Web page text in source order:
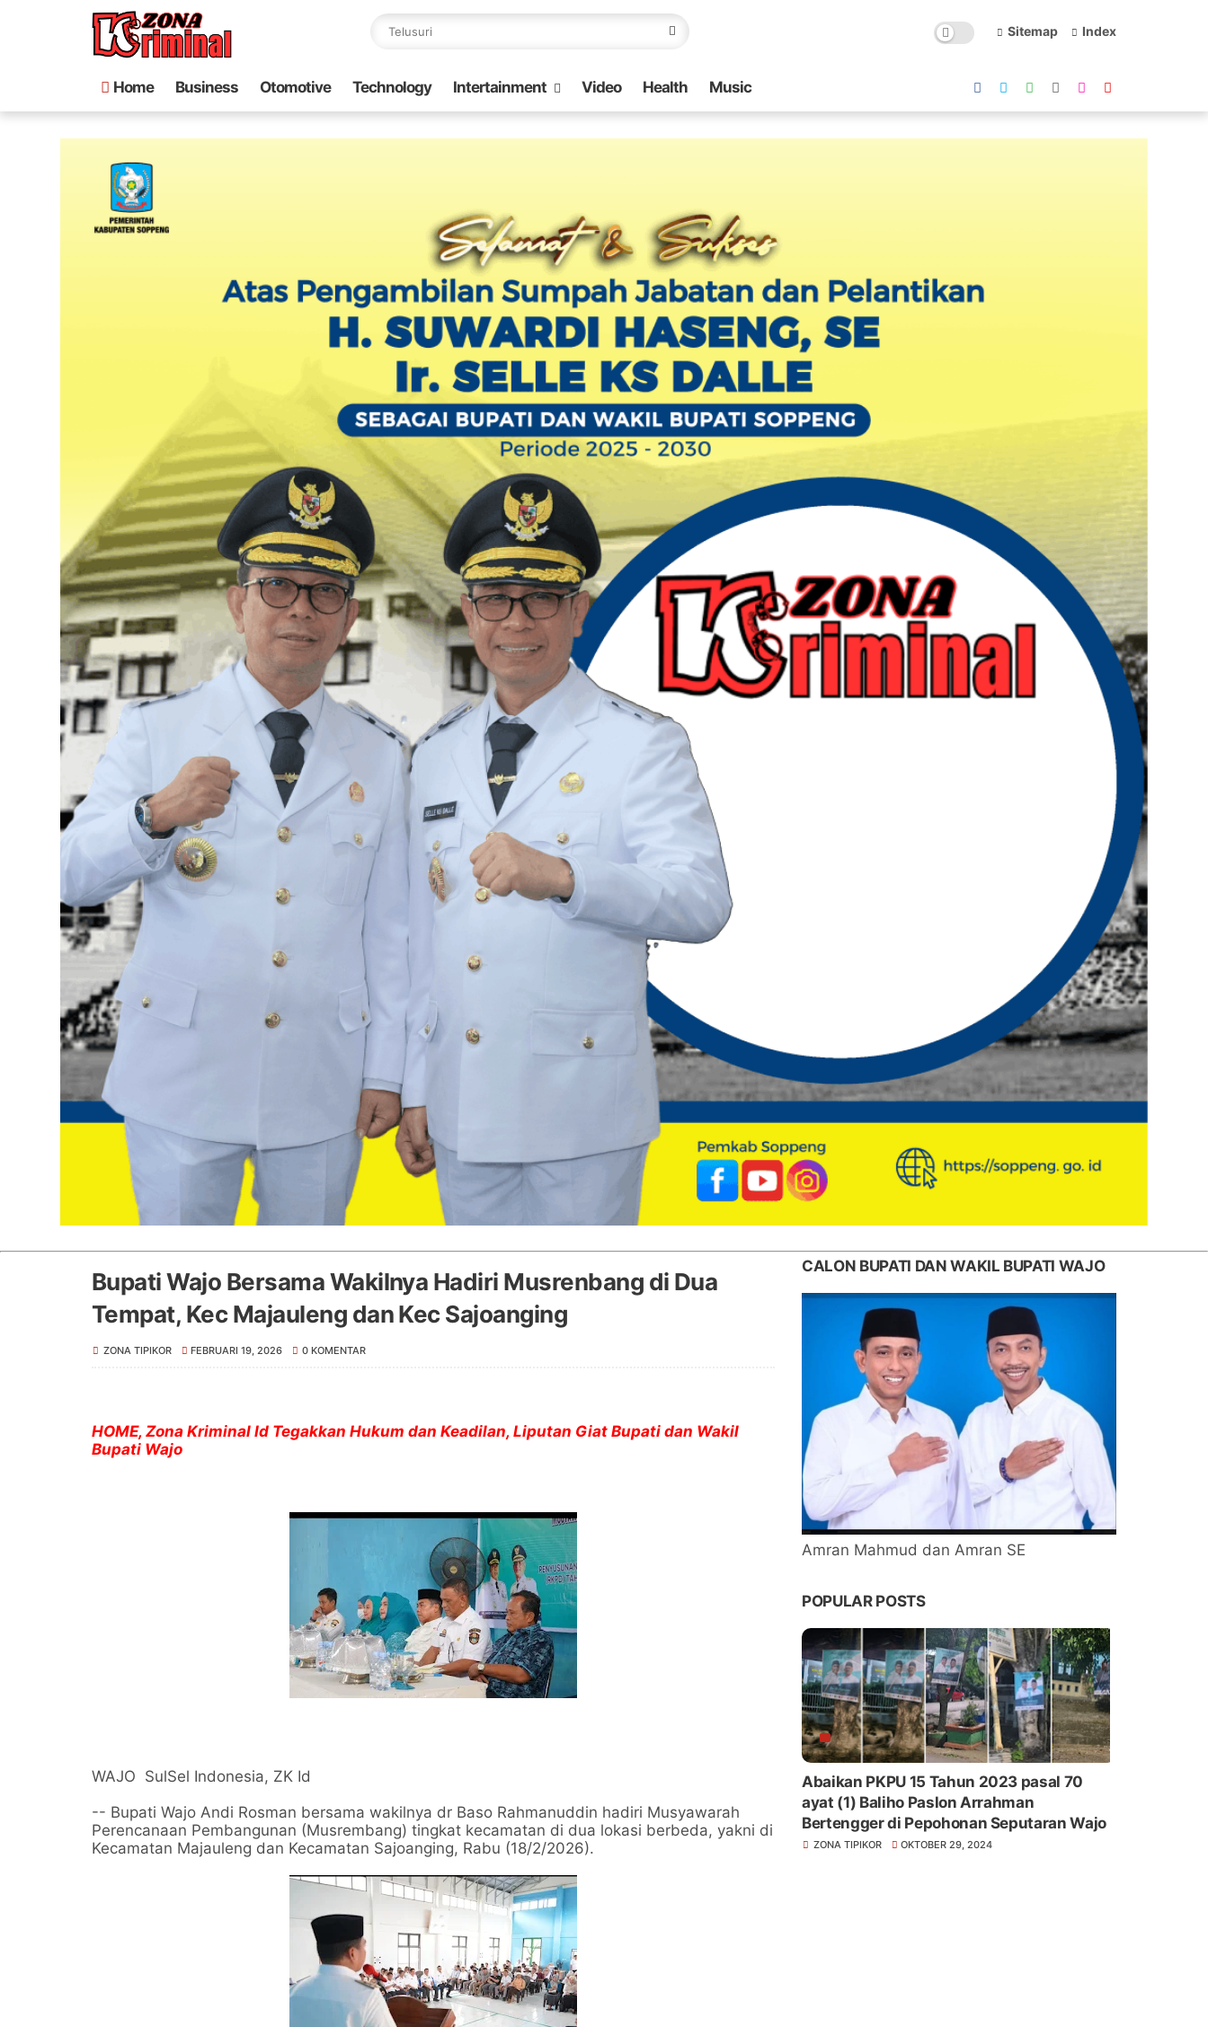
Sitemap Index
Home Business Otomotive Technology Intertainment Video Health Music
Bupati Wajo Bersama Wakilnya Hadiri Musrenbang di Dua
Tempat, Kec Majauleng dan Kec Sajoanging
ZONA TIPIKOR FEBRUARI 19, 2026 0 KOMENTAR
HOME, Zona Kriminal Id Tegakkan Hukum dan Keadilan, Liputan Giat Bupati dan Wakil
Bupati Wajo
WAJO SulSel Indonesia, ZK Id
-- Bupati Wajo Andi Rosman bersama wakilnya dr Baso Rahmanuddin hadiri Musyawarah
Perencanaan Pembangunan (Musrembang) tingkat kecamatan di dua lokasi berbeda, yakni di
Kecamatan Majauleng dan Kecamatan Sajoanging, Rabu (18/2/2026).
CALON BUPATI DAN WAKIL BUPATI WAJO
Amran Mahmud dan Amran SE
POPULAR POSTS
Abaikan PKPU 15 Tahun 2023 pasal 70
ayat (1) Baliho Paslon Arrahman
Bertengger di Pepohonan Seputaran Wajo
ZONA TIPIKOR OKTOBER 29, 2024